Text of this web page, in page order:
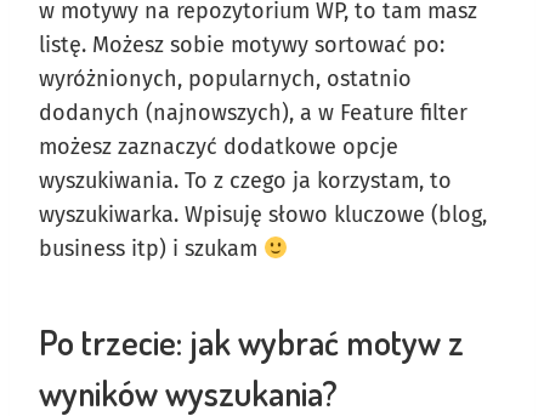
w motywy na repozytorium WP, to tam masz
listę. Możesz sobie motywy sortować po:
wyróżnionych, popularnych, ostatnio
dodanych (najnowszych), a w Feature filter
możesz zaznaczyć dodatkowe opcje
wyszukiwania. To z czego ja korzystam, to
wyszukiwarka. Wpisuję słowo kluczowe (blog,
business itp) i szukam
Po trzecie: jak wybrać motyw z
wyników wyszukania?